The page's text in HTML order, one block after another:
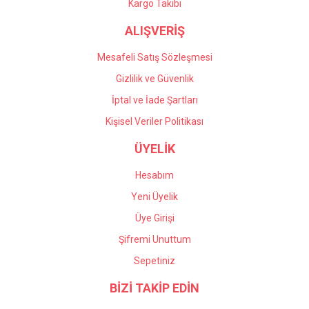
Kargo Takibi
ALIŞVERİŞ
Mesafeli Satış Sözleşmesi
Gizlilik ve Güvenlik
İptal ve İade Şartları
Kişisel Veriler Politikası
ÜYELİK
Hesabım
Yeni Üyelik
Üye Girişi
Şifremi Unuttum
Sepetiniz
BİZİ TAKİP EDİN